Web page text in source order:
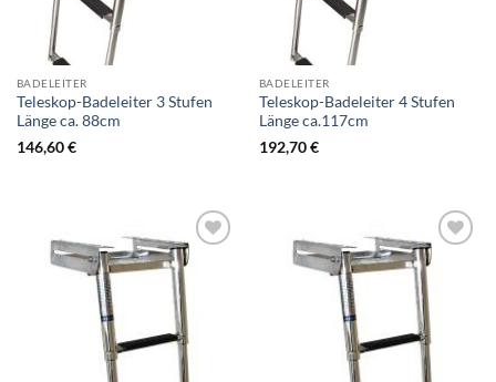
BADELEITER
Teleskop-Badeleiter 3 Stufen
Länge ca. 88cm
146,60€
BADELEITER
Teleskop-Badeleiter 4 Stufen
Länge ca.117cm
192,70€
Zur
Wunschliste
hinzufügen
Zur
Wunschliste
hinzufügen